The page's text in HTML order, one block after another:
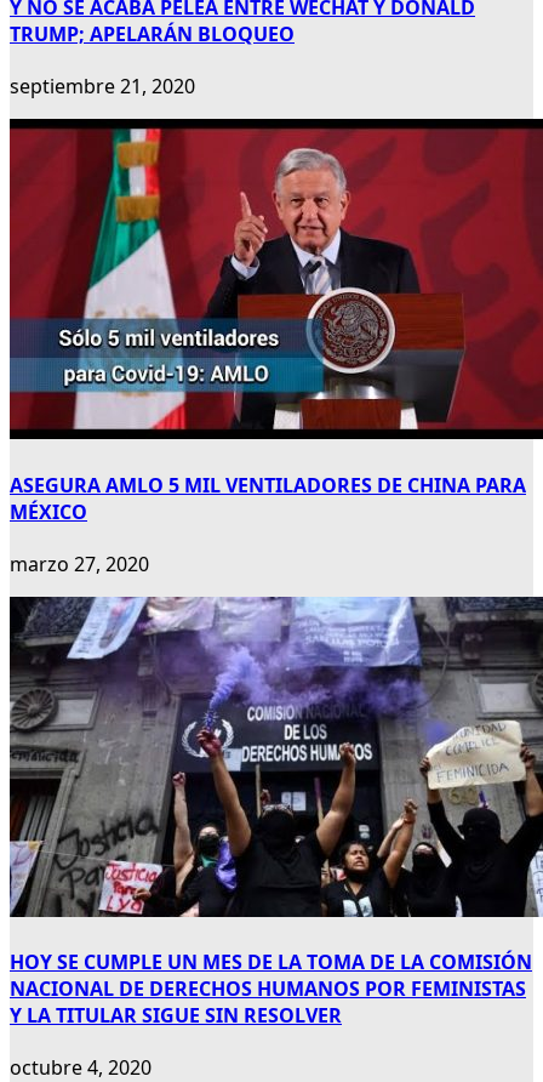
Y NO SE ACABA PELEA ENTRE WECHAT Y DONALD
TRUMP; APELARÁN BLOQUEO
septiembre 21, 2020
ASEGURA AMLO 5 MIL VENTILADORES DE CHINA PARA
MÉXICO
marzo 27, 2020
HOY SE CUMPLE UN MES DE LA TOMA DE LA COMISIÓN
NACIONAL DE DERECHOS HUMANOS POR FEMINISTAS
Y LA TITULAR SIGUE SIN RESOLVER
octubre 4, 2020